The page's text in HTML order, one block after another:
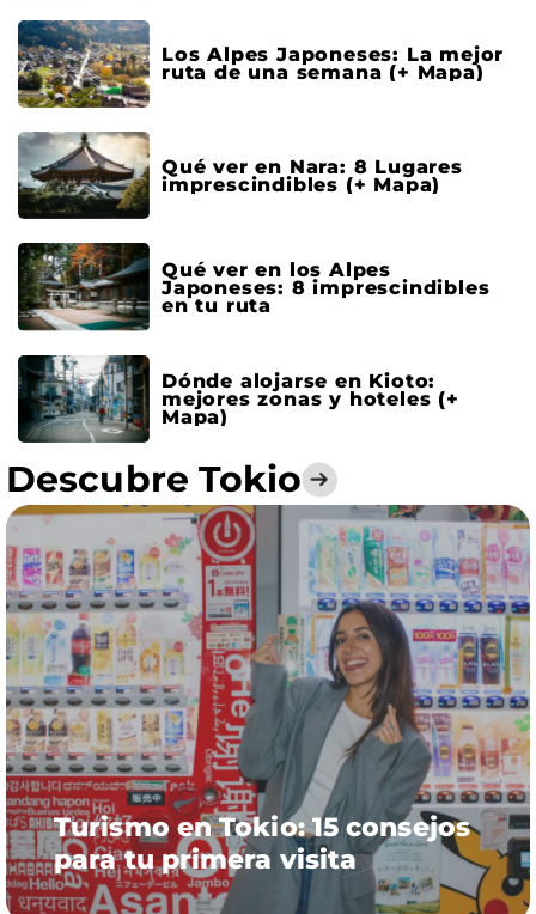
Los Alpes Japoneses: La mejor
ruta de una semana (+ Mapa)
Qué ver en Nara: 8 Lugares
imprescindibles (+ Mapa)
Qué ver en los Alpes
Japoneses: 8 imprescindibles
en tu ruta
Dónde alojarse en Kioto:
mejores zonas y hoteles (+
Mapa)
Descubre Tokio
Turismo en Tokio: 15 consejos
para tu primera visita